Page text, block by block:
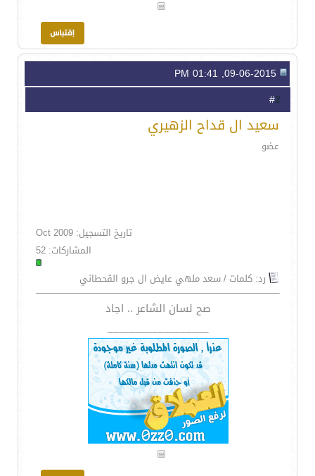
2
سعيد ال قداح الزهيري
عضو
تاريخ التسجيل: Oct 2009
المشاركات: 52
رد: كلمات / سعد ملهي عايض ال جرو القحطاني
صح لسان الشاعر .. اجاد
__________________